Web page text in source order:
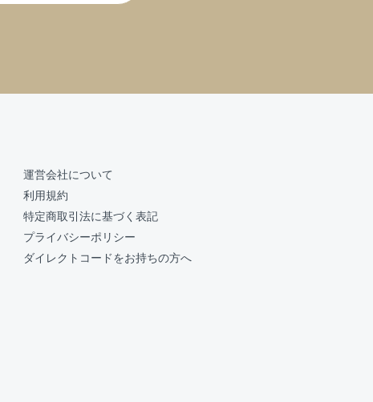
運営会社について
利用規約
特定商取引法に基づく表記
プライバシーポリシー
ダイレクトコードをお持ちの方へ